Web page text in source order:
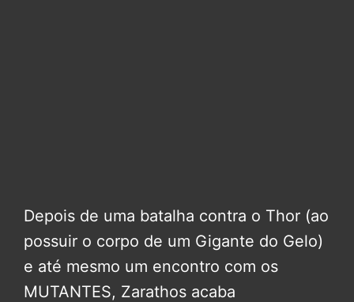
Depois de uma batalha contra o Thor (ao
possuir o corpo de um Gigante do Gelo)
e até mesmo um encontro com os
MUTANTES, Zarathos acaba